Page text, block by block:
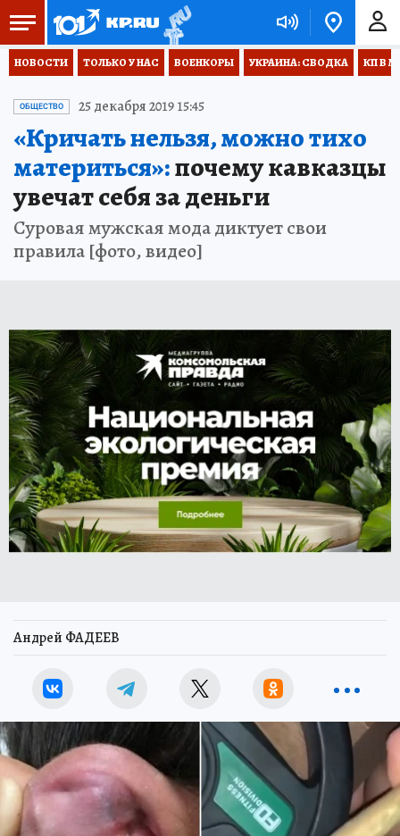
НОВОСТИ ТОЛЬКО У НАС ВОЕНКОРЫ УКРАИНА: СВОДКА КП В
ОБЩЕСТВО 25 декабря 2019 15:45
«Кричать нельзя, можно тихо
материться»:почему кавказцы
увечат себя за деньги
Суровая мужская мода диктует свои
правила [фото, видео]
Андрей ФАДЕЕВ